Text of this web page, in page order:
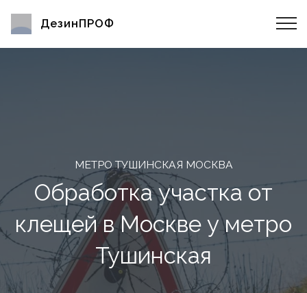
ДезинПРОФ
МЕТРО ТУШИНСКАЯ МОСКВА
Обработка участка от
клещей в Москве у метро
Тушинская